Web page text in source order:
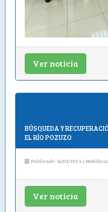
Ver noticia
BÚSQUEDA Y
EL RÍO POZUZO
Publicado :16/01/2024 |
Ver noticia